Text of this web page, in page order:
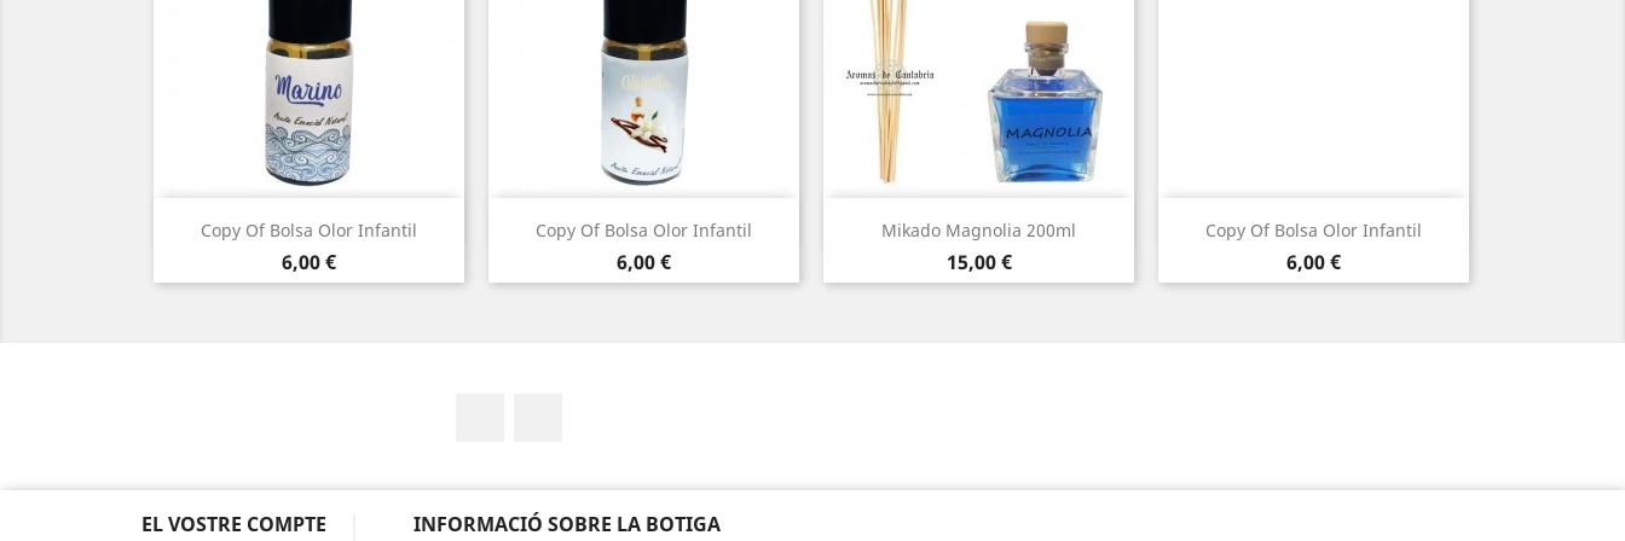
Copy Of Bolsa Olor Infantil
Preu
6,00 €
Vista ràpida Copy Of Bolsa Olor Infantil
Preu
6,00 €
Vista ràpida Mikado Magnolia 200ml
Preu
15,00 €
Vista ràpida Copy Of Bolsa Olor Infantil
Preu
6,00 €
Vista ràpida
EL VOSTRE COMPTE INFORMACIÓ SOBRE LA BOTIGA